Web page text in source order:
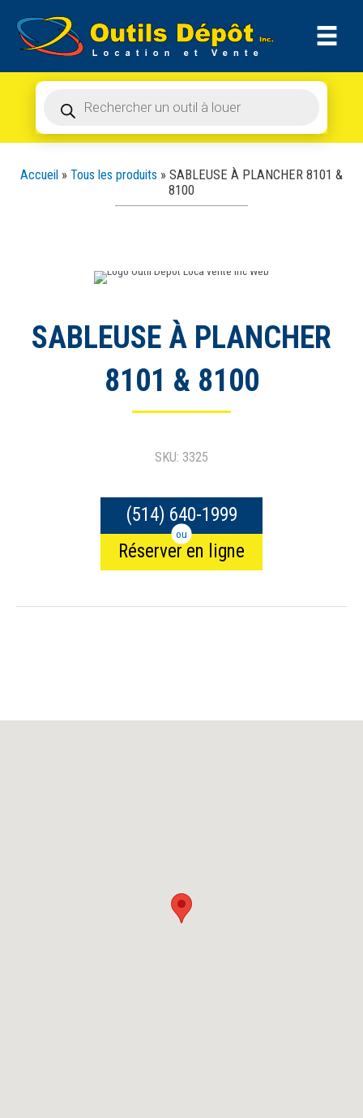
contenu
produits
de
produits
Accueil » Tous les produits » SABLEUSE À PLANCHER 8101 &
8100
SABLEUSE À PLANCHER
8101 & 8100
SKU: 3325
(514) 640-1999
ou
Réserver en ligne